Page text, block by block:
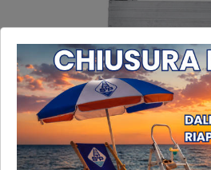
Pratiko closed